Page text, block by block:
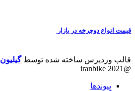
قیمت انواع دوچرخه در بازار
قالب وردپرس ساخته شده توسطگیلیون
@iranbike 2021
پیوندها